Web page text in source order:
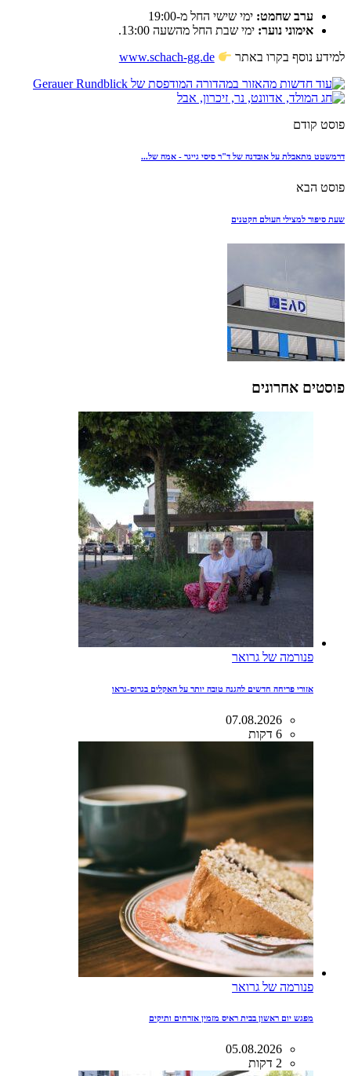
ערב שחמט: ימי שישי החל מ-19:00
אימוני נוער: ימי שבת החל מהשעה 13:00.
למידע נוסף בקרו באתר www.schach-gg.de
פוסט קודם
דרמשטט מתאבלת על אובדנה של ד"ר סיסי גייגר - אמה של...
פוסט הבא
שעת סיפור למצילי העולם הקטנים
פוסטים אחרונים
פנורמה של גרואר
אזורי פריחה חדשים להגנה טובה יותר על האקלים בגרוס-גראו
07.08.2026
6 דקות
פנורמה של גרואר
מפגש יום ראשון בבית ראיס מזמין אזרחים ותיקים
05.08.2026
2 דקות